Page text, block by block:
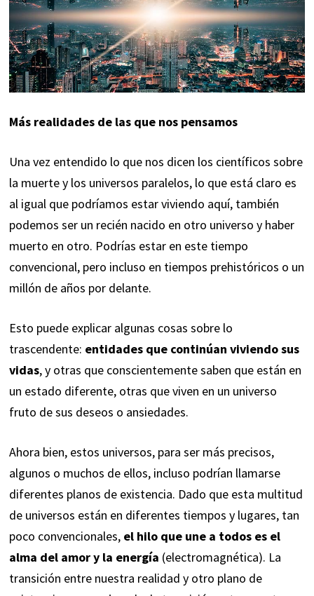
Más realidades de las que nos pensamos
Una vez entendido lo que nos dicen los científicos sobre
la muerte y los universos paralelos, lo que está claro es
al igual que podríamos estar viviendo aquí, también
podemos ser un recién nacido en otro universo y haber
muerto en otro. Podrías estar en este tiempo
convencional, pero incluso en tiempos prehistóricos o un
millón de años por delante.
Esto puede explicar algunas cosas sobre lo
trascendente: entidades que continúan viviendo sus
vidas, y otras que conscientemente saben que están en
un estado diferente, otras que viven en un universo
fruto de sus deseos o ansiedades.
Ahora bien, estos universos, para ser más precisos,
algunos o muchos de ellos, incluso podrían llamarse
diferentes planos de existencia. Dado que esta multitud
de universos están en diferentes tiempos y lugares, tan
poco convencionales, el hilo que une a todos es el
alma del amor y la energía (electromagnética). La
transición entre nuestra realidad y otro plano de